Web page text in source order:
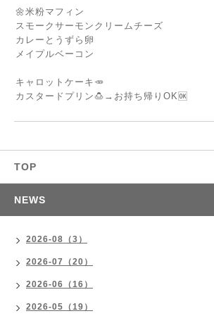
🌼米粉マフィン
スモークサーモンクリームチーズ
カレーとうずら卵
メイプルベーコン
キャロットケーキ🥕
カスタードプリン🍮→お持ち帰りOK🆗
TOP
NEWS
2026-08（3）
2026-07（20）
2026-06（16）
2026-05（19）